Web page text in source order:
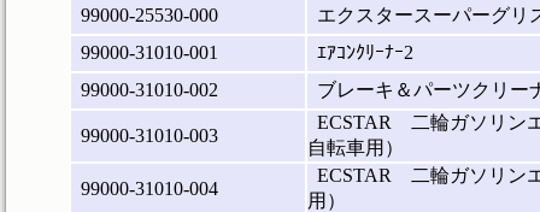
99000-25530-000
エクスタースーパーグリ
99000-31010-001
ｴｱｺﾝｸﾘｰﾅｰ2
99000-31010-002
ブレーキ＆パーツクリ
99000-31010-003
ECSTAR 二輪ガソリン
自転車用）
99000-31010-004
ECSTAR 二輪ガソリン
用）